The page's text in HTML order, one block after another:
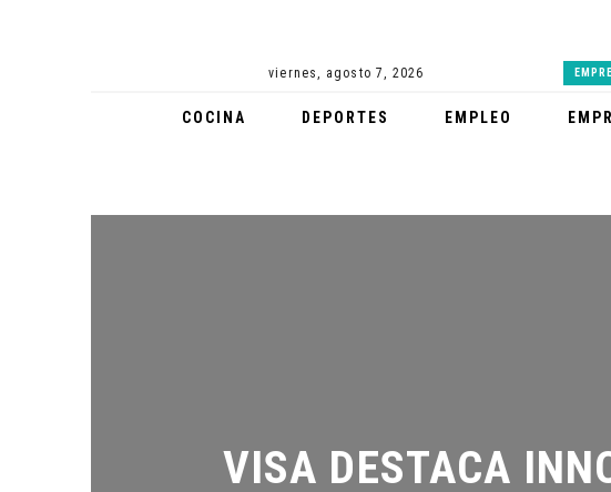
viernes, agosto 7, 2026
COCINA DEPORTES EMPLEO
VISA DESTACA